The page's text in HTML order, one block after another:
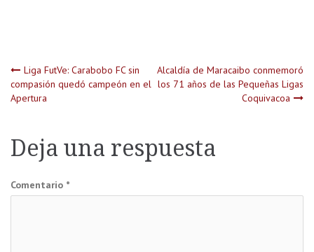
Navegación
de
entradas
Liga FutVe: Carabobo FC sin
compasión quedó campeón en el
Apertura
Alcaldía de Maracaibo conmemoró
los 71 años de las Pequeñas Ligas
Coquivacoa
Deja una respuesta
Comentario *